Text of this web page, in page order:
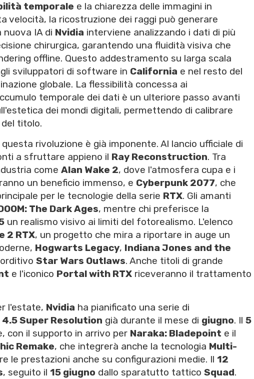
temporale e la chiarezza delle immagini in
velocità, la ricostruzione dei raggi può generare
IA di Nvidia interviene analizzando i dati di più
chirurgica, garantendo una fluidità visiva che
offline. Questo addestramento su larga scala
sviluppatori di software in California e nel resto del
globale. La flessibilità concessa ai
temporale dei dati è un ulteriore passo avanti
dei mondi digitali, permettendo di calibrare
titolo.
rivoluzione è già imponente. Al lancio ufficiale di
a sfruttare appieno il Ray Reconstruction. Tra
come Alan Wake 2, dove l'atmosfera cupa e i
un beneficio immenso, e Cyberpunk 2077, che
per le tecnologie della serie RTX. Gli amanti
The Dark Ages, mentre chi preferisce la
un realismo visivo ai limiti del fotorealismo. L'elenco
2 RTX, un progetto che mira a riportare in auge un
Hogwarts Legacy, Indiana Jones and the
Star Wars Outlaws. Anche titoli di grande
e l'iconico Portal with RTX riceveranno il trattamento
l'estate, Nvidia ha pianificato una serie di
4.5 Super Resolution già durante il mese di giugno. Il 5
con il supporto in arrivo per Naraka: Bladepoint e il
Remake, che integrerà anche la tecnologia Multi-
le prestazioni anche su configurazioni medie. Il 12
, seguito il 15 giugno dallo sparatutto tattico Squad.